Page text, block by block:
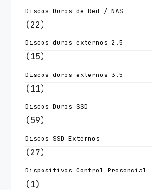
Discos Duros de Red / NAS
(22)
Discos duros externos 2.5
(15)
Discos duros externos 3.5
(11)
Discos Duros SSD
(59)
Discos SSD Externos
(27)
Dispositivos Control Presencial
(1)